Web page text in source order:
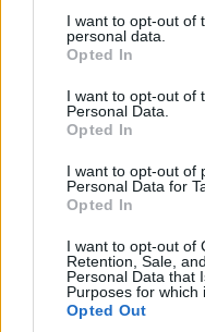
not limited to your visit
grant or deny consent
use your data for below
consent section.
I want to opt-out of
personal data.
Opted In
I want to opt-out of
Personal Data.
Opted In
I want to opt-out of
Personal Data for
Opted In
I want to opt-out of
Retention, Sale,
Personal Data that
Purposes for which
Opted Out
Alonso bejön
megelőzi a
Stroll viszont csak 14.,
Alpine-ok sem jönnek jót!
Leclerc tovább javít,
tizedre megközelítette